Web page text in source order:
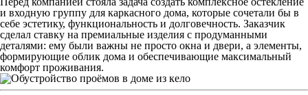
и входную группу для каркасного дома, которые сочетали бы в
себе эстетику, функциональность и долговечность. Заказчик
сделал ставку на премиальные изделия с продуманными
деталями: ему были важны не просто окна и двери, а элементы,
формирующие облик дома и обеспечивающие максимальный
комфорт проживания.